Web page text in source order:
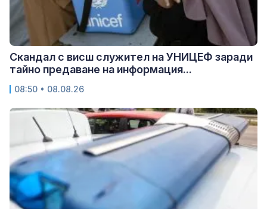
Скандал с висш служител на УНИЦЕФ заради
тайно предаване на информация...
08:50 • 08.08.26